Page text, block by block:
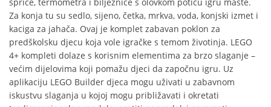
šprice, termometra i bilježnice s olovkom potiču igru mašte.
Za konja tu su sedlo, sijeno, četka, mrkva, voda, konjski izmet i
kaciga za jahača. Ovaj je komplet zabavan poklon za
predškolsku djecu koja vole igračke s temom životinja. LEGO
4+ kompleti dolaze s korisnim elementima za brzo slaganje –
većim dijelovima koji pomažu djeci da započnu igru. Uz
aplikaciju LEGO Builder djeca mogu uživati u zabavnom
iskustvu slaganja u kojoj mogu približavati i okretati